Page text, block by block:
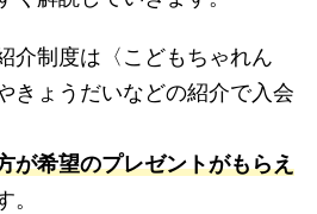
介制度は〈こどもちゃれん
きょうだいなどの紹介で入会
が希望のプレゼントがもらえ
。